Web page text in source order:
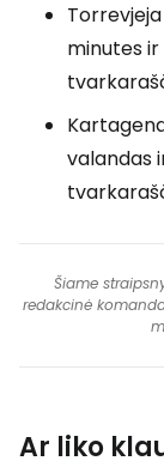
minutes
valandas
Šiame
redakcinė
Ar liko